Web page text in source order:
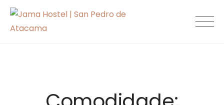
Skip
content
Jama Hostel |